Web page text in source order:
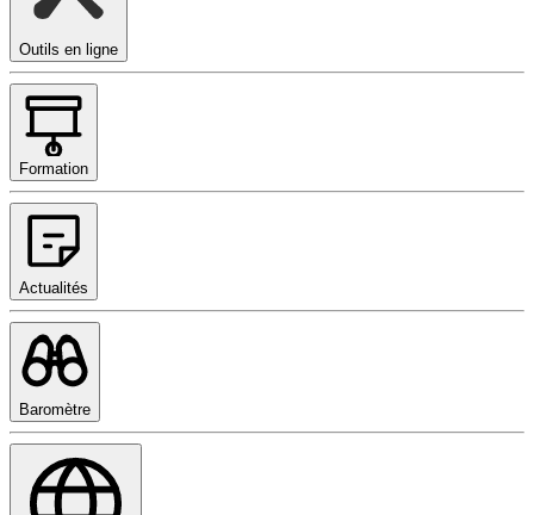
Outils en ligne
Formation
Actualités
Baromètre